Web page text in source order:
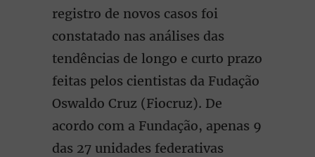
registro de novos casos foi
constatado nas análises das
tendências de longo e curto prazo
feitas pelos cientistas da Fudação
Oswaldo Cruz (Fiocruz). De
acordo com a Fundação, apenas 9
das 27 unidades federativas